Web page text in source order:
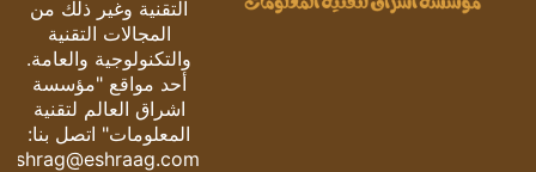
التقنية وغير ذلك من
المجالات التقنية
والتكنولوجية والعامة.
أحد مواقع "مؤسسة
اشراق العالم لتقنية
المعلومات" اتصل بنا:
eshrag@eshraag.com